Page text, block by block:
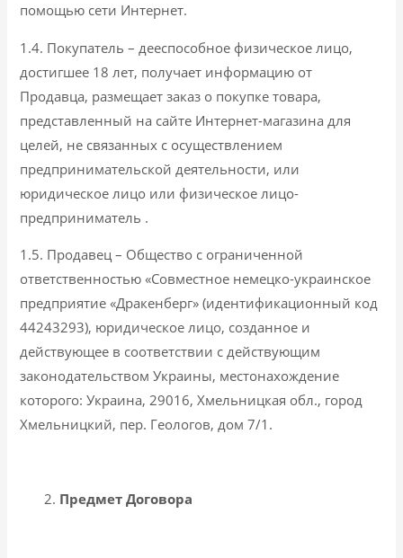
помощью сети Интернет.
1.4. Покупатель – дееспособное физическое лицо,
достигшее 18 лет, получает информацию от
Продавца, размещает заказ о покупке товара,
представленный на сайте Интернет-магазина для
целей, не связанных с осуществлением
предпринимательской деятельности, или
юридическое лицо или физическое лицо-
предприниматель .
1.5. Продавец – Общество с ограниченной
ответственностью «Совместное немецко-украинское
предприятие «Дракенберг» (идентификационный код
44243293), юридическое лицо, созданное и
действующее в соответствии с действующим
законодательством Украины, местонахождение
которого: Украина, 29016, Хмельницкая обл., город
Хмельницкий, пер. Геологов, дом 7/1.
Предмет Договора